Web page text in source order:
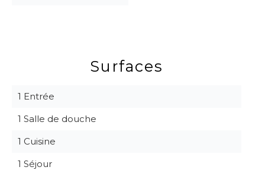
Surfaces
1 Entrée
1 Salle de douche
1 Cuisine
1 Séjour